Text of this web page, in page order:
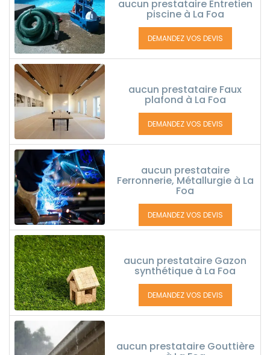
aucun prestataire Entretien
piscine à La Foa
DEMANDEZ VOS DEVIS
aucun prestataire Faux
plafond à La Foa
DEMANDEZ VOS DEVIS
aucun prestataire
Ferronnerie, Métallurgie à La
Foa
DEMANDEZ VOS DEVIS
aucun prestataire Gazon
synthétique à La Foa
DEMANDEZ VOS DEVIS
aucun prestataire Gouttière